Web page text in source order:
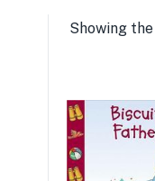
Showing